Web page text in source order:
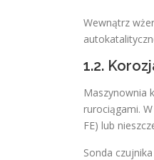
Wewnątrz
1.2.
Maszynownia
rurociągami.
FE) lub
Sonda